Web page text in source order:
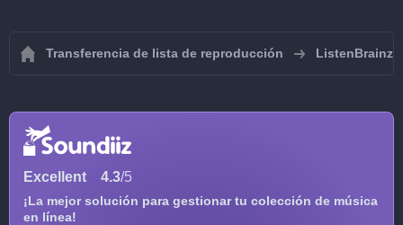
Transferencia de lista de reproducción ListenBrainz
Excellent 4.3/5
¡La mejor solución para gestionar tu colección de música
en línea!